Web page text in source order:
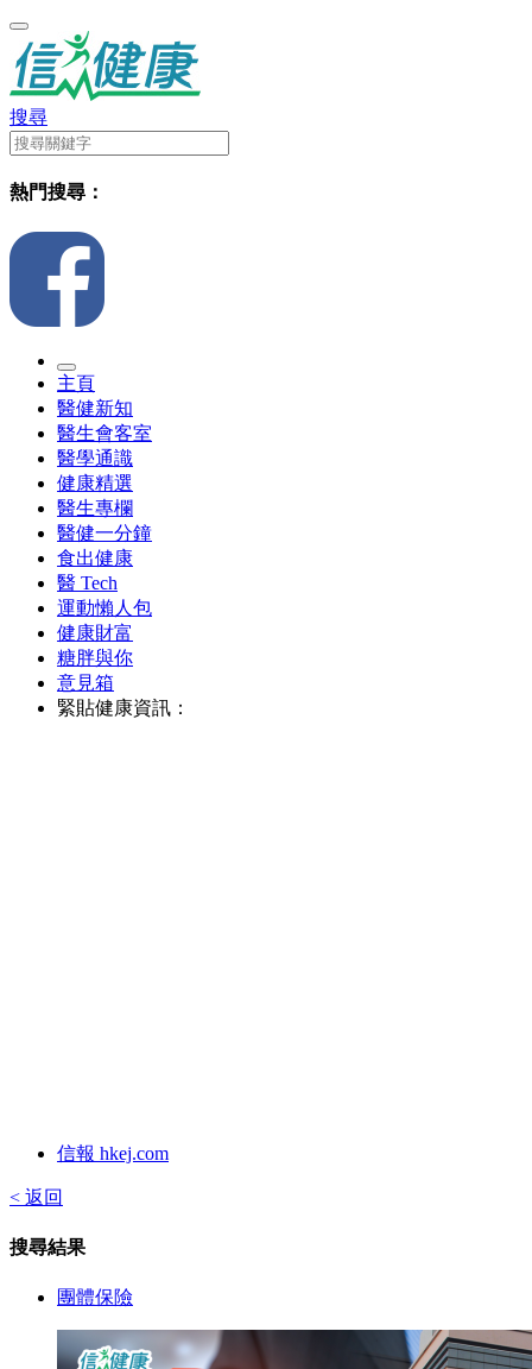
搜尋
熱門搜尋：
主頁
醫健新知
醫生會客室
醫學通識
健康精選
醫生專欄
醫健一分鐘
食出健康
醫 Tech
運動懶人包
健康財富
糖胖與你
意見箱
緊貼健康資訊：
信報 hkej.com
< 返回
搜尋結果
團體保險